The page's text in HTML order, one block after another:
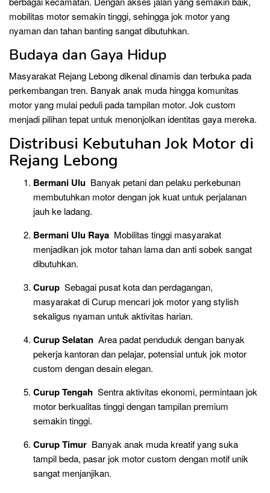
mobilitas motor semakin tinggi, sehingga jok motor yang
nyaman dan tahan banting sangat dibutuhkan.
Budaya dan Gaya Hidup
Masyarakat Rejang Lebong dikenal dinamis dan terbuka pada
perkembangan tren. Banyak anak muda hingga komunitas
motor yang mulai peduli pada tampilan motor. Jok custom
menjadi pilihan tepat untuk menonjolkan identitas gaya mereka.
Distribusi Kebutuhan Jok Motor di
Rejang Lebong
Bermani Ulu Banyak petani dan pelaku perkebunan
membutuhkan motor dengan jok kuat untuk perjalanan
jauh ke ladang.
Bermani Ulu Raya Mobilitas tinggi masyarakat
menjadikan jok motor tahan lama dan anti sobek sangat
dibutuhkan.
Curup Sebagai pusat kota dan perdagangan,
masyarakat di Curup mencari jok motor yang stylish
sekaligus nyaman untuk aktivitas harian.
Curup Selatan Area padat penduduk dengan banyak
pekerja kantoran dan pelajar, potensial untuk jok motor
custom dengan desain elegan.
Curup Tengah Sentra aktivitas ekonomi, permintaan jok
motor berkualitas tinggi dengan tampilan premium
semakin tinggi.
Curup Timur Banyak anak muda kreatif yang suka
tampil beda, pasar jok motor custom dengan motif unik
sangat menjanjikan.